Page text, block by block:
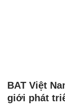
BAT Việt
giới phát